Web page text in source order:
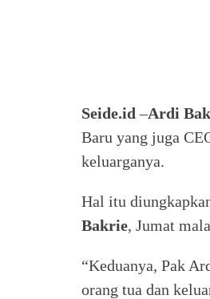
Seide.id –Ardi
Baru yang juga
keluarganya.
Hal itu
Bakrie, Jumat
“Keduanya, Pak
orang tua dan